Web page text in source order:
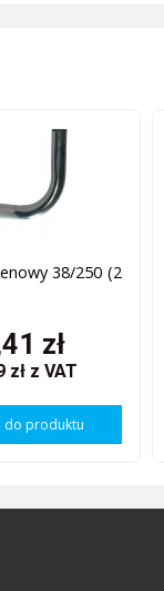
38/250 (2
zł
zł z VAT
do produktu